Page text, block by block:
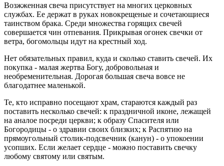
Возжженная свеча присутствует на многих церковных
службах. Ее держат в руках новокрещеные и сочетающиеся
таинством брака. Среди множества горящих свечей
совершается чин отпевания. Прикрывая огонек свечки от
ветра, богомольцы идут на крестный ход.
Нет обязательных правил, куда и сколько ставить свечей. Их
покупка - малая жертва Богу, добровольная и
необременительная. Дорогая большая свеча вовсе не
благодатнее маленькой.
Те, кто исправно посещают храм, стараются каждый раз
поставить несколько свечей: к праздничной иконе, лежащей
на аналое посреди церкви; к образу Спасителя или
Богородицы - о здравии своих близких; к Распятию на
прямоугольный столик-подсвечник (канун) - о упокоении
усопших. Если желает сердце - можно поставить свечку
любому святому или святым.